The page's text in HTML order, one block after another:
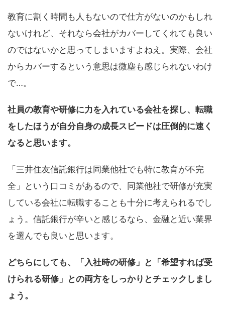
教育に割く時間も人もないので仕方がないのかもしれ
ないけれど、それなら会社がカバーしてくれても良い
のではないかと思ってしまいますよねえ。実際、会社
からカバーするという意思は微塵も感じられないわけ
で…。
社員の教育や研修に力を入れている会社を探し、転職
をしたほうが自分自身の成長スピードは圧倒的に速く
なると思います。
「三井住友信託銀行は同業他社でも特に教育が不完
全」という口コミがあるので、同業他社で研修が充実
している会社に転職することも十分に考えられるでし
ょう。信託銀行が辛いと感じるなら、金融と近い業界
を選んでも良いと思います。
どちらにしても、「入社時の研修」と「希望すれば受
けられる研修」との両方をしっかりとチェックしまし
ょう。